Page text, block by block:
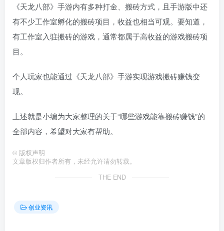
《天龙八部》手游内有多种打金、搬砖方式，且手游版中还
有不少工作室孵化的搬砖项目，收益也相当可观。要知道，
有工作室入驻搬砖的游戏，通常都属于高收益的游戏搬砖项
目。
个人玩家也能通过《天龙八部》手游实现游戏搬砖赚钱变
现。
上述就是小编为大家整理的关于“哪些游戏能靠搬砖赚钱”的
全部内容，希望对大家有帮助。
© 版权声明
文章版权归作者所有，未经允许请勿转载。
THE END
创业资讯